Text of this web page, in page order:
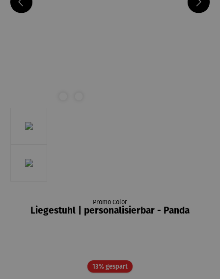
Promo Color
Liegestuhl | personalisierbar - Panda
13% gespartRabatt